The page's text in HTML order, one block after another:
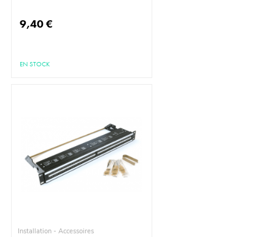
9,40 €
EN STOCK
Installation - Accessoires